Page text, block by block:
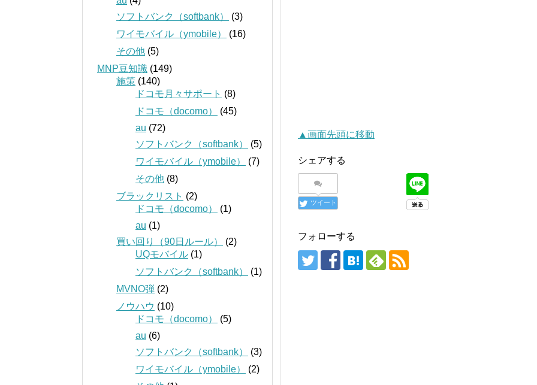
▲画面先頭に移動
シェアする
ツイート
フォローする
ソフトバンク（softbank）
(3)
ワイモバイル（ymobile）
(16)
その他 (5)
MNP豆知識 (149)
施策 (140)
ドコモ月々サポート (8)
ドコモ（docomo）
(45)
au (72)
ソフトバンク（softbank）
(5)
ワイモバイル（ymobile）
(7)
その他 (8)
ブラックリスト (2)
ドコモ（docomo）
(1)
au (1)
買い回り（90日ルール）
(2)
UQモバイル (1)
ソフトバンク（softbank）
(1)
MVNO弾 (2)
ノウハウ (10)
ドコモ（docomo）
(5)
au (6)
ソフトバンク（softbank）
(3)
ワイモバイル（ymobile）
(2)